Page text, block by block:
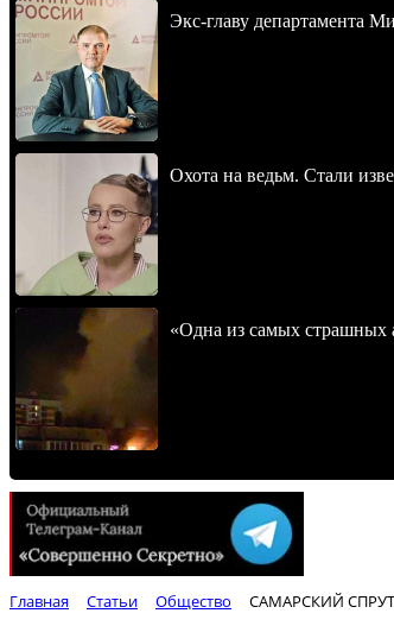
Экс-главу департамента
Охота на ведьм. Стали
«Одна из самых страшных
Главная Статьи Общество САМАРСКИЙ СПРУТ